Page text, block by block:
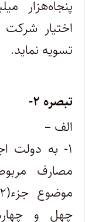
اختیار
تسویه نماید.
تبصره ۲-
الف –
مصارف